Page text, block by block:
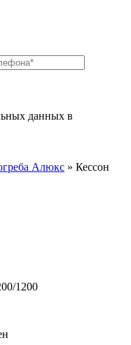
данных в
Алюкс » Кессон
1200